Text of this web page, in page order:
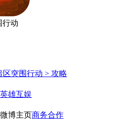
行动
区突围行动 > 攻略
英雄互娱
微博主页商务合作